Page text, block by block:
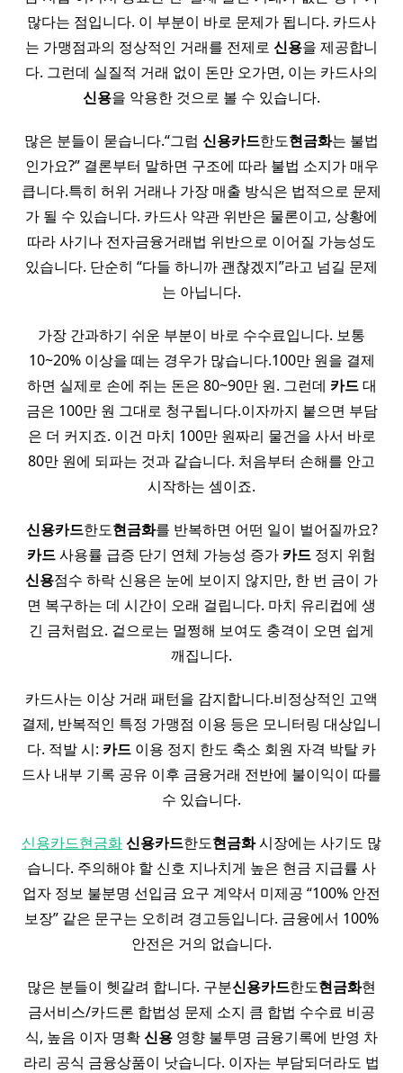
많다는 점입니다. 이 부분이 바로 문제가 됩니다. 카드사
는 가맹점과의 정상적인 거래를 전제로 신용을 제공합니
다. 그런데 실질적 거래 없이 돈만 오가면, 이는 카드사의
신용을 악용한 것으로 볼 수 있습니다.
많은 분들이 묻습니다.“그럼 신용카드한도현금화는 불법
인가요?” 결론부터 말하면 구조에 따라 불법 소지가 매우
큽니다.특히 허위 거래나 가장 매출 방식은 법적으로 문제
가 될 수 있습니다. 카드사 약관 위반은 물론이고, 상황에
따라 사기나 전자금융거래법 위반으로 이어질 가능성도
있습니다. 단순히 “다들 하니까 괜찮겠지”라고 넘길 문제
는 아닙니다.
가장 간과하기 쉬운 부분이 바로 수수료입니다. 보통
10~20% 이상을 떼는 경우가 많습니다.100만 원을 결제
하면 실제로 손에 쥐는 돈은 80~90만 원. 그런데 카드대
금은 100만 원 그대로 청구됩니다.이자까지 붙으면 부담
은 더 커지죠. 이건 마치 100만 원짜리 물건을 사서 바로
80만 원에 되파는 것과 같습니다. 처음부터 손해를 안고
시작하는 셈이죠.
신용카드한도현금화를 반복하면 어떤 일이 벌어질까요?
카드사용률 급증 단기 연체 가능성 증가 카드 정지 위험
신용점수 하락 신용은 눈에 보이지 않지만, 한 번 금이 가
면 복구하는 데 시간이 오래 걸립니다. 마치 유리컵에 생
긴 금처럼요. 겉으로는 멀쩡해 보여도 충격이 오면 쉽게
깨집니다.
카드사는 이상 거래 패턴을 감지합니다.비정상적인 고액
결제, 반복적인 특정 가맹점 이용 등은 모니터링 대상입니
다. 적발 시: 카드 이용 정지 한도 축소 회원 자격 박탈 카
드사 내부 기록 공유 이후 금융거래 전반에 불이익이 따를
수 있습니다.
신용카드현금화신용카드한도현금화시장에는 사기도 많
습니다. 주의해야 할 신호 지나치게 높은 현금 지급률 사
업자 정보 불분명 선입금 요구 계약서 미제공 “100% 안전
보장” 같은 문구는 오히려 경고등입니다. 금융에서 100%
안전은 거의 없습니다.
많은 분들이 헷갈려 합니다. 구분신용카드한도현금화현
금서비스/카드론 합법성 문제 소지 큼 합법 수수료 비공
식, 높음 이자 명확신용 영향 불투명 금융기록에 반영 차
라리 공식 금융상품이 낫습니다. 이자는 부담되더라도 법